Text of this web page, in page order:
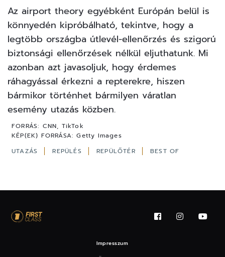
Az airport theory egyébként Európán belül is
könnyedén kipróbálható, tekintve, hogy a
legtöbb országba útlevél-ellenőrzés és szigorú
biztonsági ellenőrzések nélkül eljuthatunk. Mi
azonban azt javasoljuk, hogy érdemes
ráhagyással érkezni a repterekre, hiszen
bármikor történhet bármilyen váratlan
esemény utazás közben.
FORRÁS: CNN, TikTok
KÉP(EK) FORRÁSA: Getty Images
UTAZÁS
REPÜLÉS REPÜLŐTÉR BEST OF
Impresszum